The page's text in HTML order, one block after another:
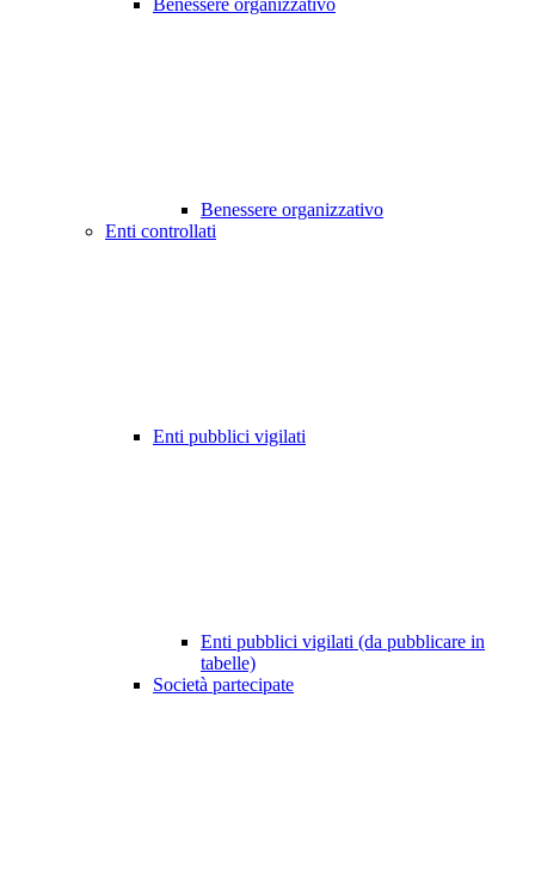
Benessere organizzativo
Benessere organizzativo
Enti controllati
Enti pubblici vigilati
Enti pubblici vigilati (da pubblicare in
tabelle)
Società partecipate